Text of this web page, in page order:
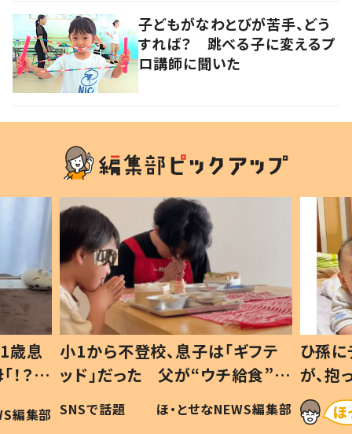
子どもがなわとびが苦手、どう
すれば？ 跳べる子に変えるプ
ロ講師に聞いた
歳息
？」
編集部
小1から不登校、息子は「ギフテ
ッド」だった 父が“ウチ給食”を
作り続ける理由とは #令和の親
#令和の子
SNSで話題 ほ・とせなNEWS編集部
ひ孫
が、
「涙が
い」